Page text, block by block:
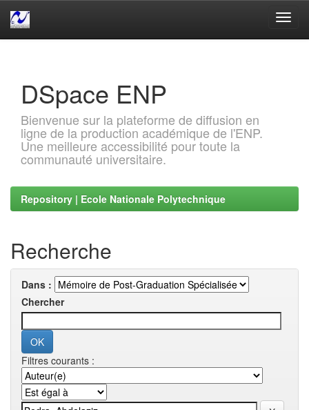
DSpace ENP
Bienvenue sur la plateforme de diffusion en
ligne de la production académique de l'ENP.
Une meilleure accessibilité pour toute la
communauté universitaire.
Repository | Ecole Nationale Polytechnique
Recherche
Dans :
Chercher
Filtres courants :